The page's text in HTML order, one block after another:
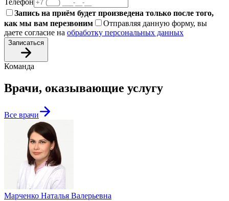
Телефон
Запись на приём будет произведена только после того,
как мы вам перезвоним
Отправляя данную форму, вы
даете согласие на обработку персональных данных
Записаться
Команда
Врачи, оказывающие услугу
Все врачи
Марченко Наталья Валерьевна